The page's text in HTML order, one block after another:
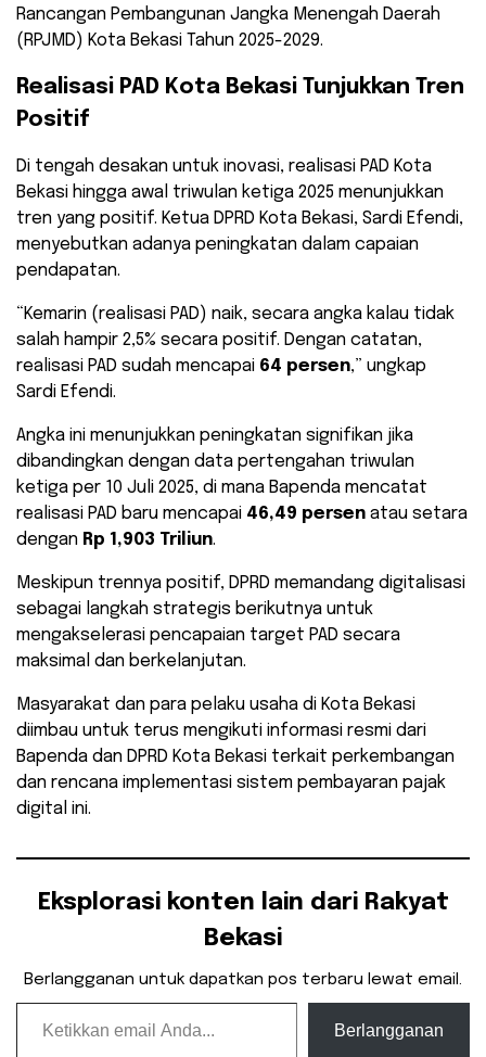
Rancangan Pembangunan Jangka Menengah Daerah
(RPJMD) Kota Bekasi Tahun 2025-2029.
Realisasi PAD Kota Bekasi Tunjukkan Tren
Positif
Di tengah desakan untuk inovasi, realisasi PAD Kota
Bekasi hingga awal triwulan ketiga 2025 menunjukkan
tren yang positif. Ketua DPRD Kota Bekasi, Sardi Efendi,
menyebutkan adanya peningkatan dalam capaian
pendapatan.
“Kemarin (realisasi PAD) naik, secara angka kalau tidak
salah hampir 2,5% secara positif. Dengan catatan,
realisasi PAD sudah mencapai 64 persen,” ungkap
Sardi Efendi.
Angka ini menunjukkan peningkatan signifikan jika
dibandingkan dengan data pertengahan triwulan
ketiga per 10 Juli 2025, di mana Bapenda mencatat
realisasi PAD baru mencapai 46,49 persen atau setara
dengan Rp 1,903 Triliun.
Meskipun trennya positif, DPRD memandang digitalisasi
sebagai langkah strategis berikutnya untuk
mengakselerasi pencapaian target PAD secara
maksimal dan berkelanjutan.
Masyarakat dan para pelaku usaha di Kota Bekasi
diimbau untuk terus mengikuti informasi resmi dari
Bapenda dan DPRD Kota Bekasi terkait perkembangan
dan rencana implementasi sistem pembayaran pajak
digital ini.
Eksplorasi konten lain dari Rakyat
Bekasi
Berlangganan untuk dapatkan pos terbaru lewat email.
Ketikkan email Anda...
Berlangganan